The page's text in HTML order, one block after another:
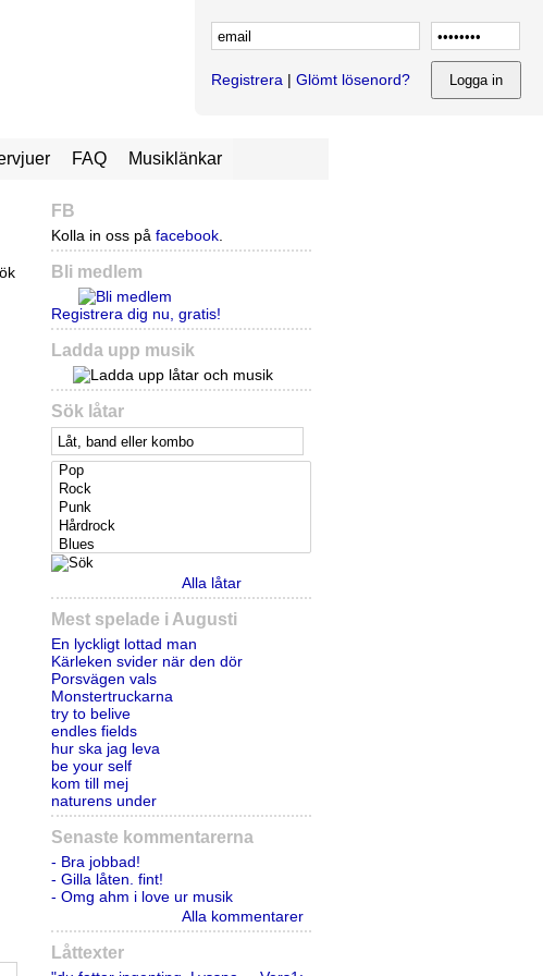
Registrera | Glömt lösenord?
FAQ Musiklänkar
FB
Kolla in oss på facebook.
Bli medlem
Registrera dig nu, gratis!
Ladda upp musik
Sök låtar
Alla låtar
Mest spelade i Augusti
En lyckligt lottad man
Kärleken svider när den dör
Porsvägen vals
Monstertruckarna
try to belive
endles fields
hur ska jag leva
be your self
kom till mej
naturens under
Senaste kommentarerna
- Bra jobbad!
- Gilla låten. fint!
- Omg ahm i love ur musik
Alla kommentarer
Låttexter